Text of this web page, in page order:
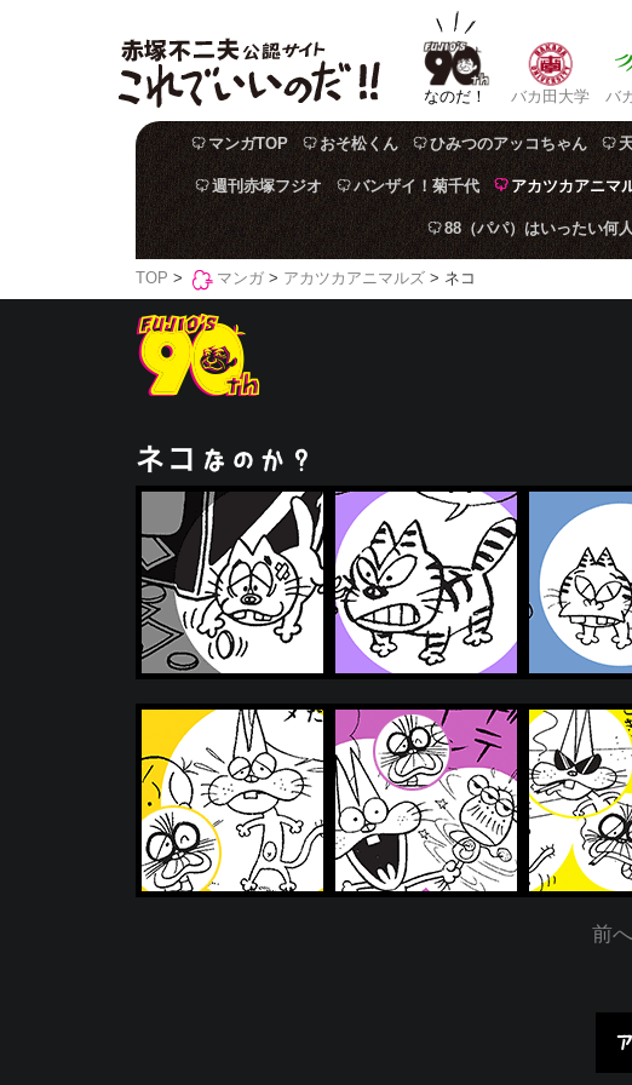
なのだ！ バカ田大学 バ
マンガTOP おそ松くん ひみつのアッコちゃん
週刊赤塚フジオ バンザイ！菊千代 アカツカアニマ
88（パパ）はいったい何
TOP > マンガ > アカツカアニマルズ > ネコ
ネコ なのか？
前へ